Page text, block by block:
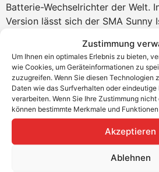
Zustimmung
Um Ihnen ein optimales Erlebnis zu bieten,
wie Cookies, um Geräteinformationen zu
zuzugreifen. Wenn Sie diesen Technologien
Daten wie das Surfverhalten oder eindeutige
verarbeiten. Wenn Sie Ihre Zustimmung
können bestimmte Merkmale und
Akzeptieren
Ablehnen
Batterie-Wechselrichter der Welt.
Version lässt sich der SMA Sunny
10-jährige Produktgarantie
Maximum an Zuverlässigkeit.
Produktvorteile
Ein einziges Produkt für On-
Backup
Reduzierung der